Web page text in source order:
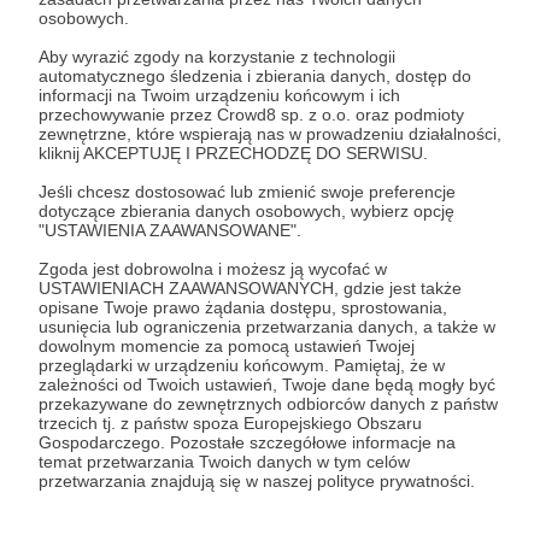
osobowych.
Aby wyrazić zgody na korzystanie z technologii
automatycznego śledzenia i zbierania danych, dostęp do
informacji na Twoim urządzeniu końcowym i ich
przechowywanie przez Crowd8 sp. z o.o. oraz podmioty
zewnętrzne, które wspierają nas w prowadzeniu działalności,
kliknij AKCEPTUJĘ I PRZECHODZĘ DO SERWISU.
Jeśli chcesz dostosować lub zmienić swoje preferencje
dotyczące zbierania danych osobowych, wybierz opcję
"USTAWIENIA ZAAWANSOWANE".
Zgoda jest dobrowolna i możesz ją wycofać w
USTAWIENIACH ZAAWANSOWANYCH, gdzie jest także
opisane Twoje prawo żądania dostępu, sprostowania,
usunięcia lub ograniczenia przetwarzania danych, a także w
dowolnym momencie za pomocą ustawień Twojej
przeglądarki w urządzeniu końcowym. Pamiętaj, że w
zależności od Twoich ustawień, Twoje dane będą mogły być
przekazywane do zewnętrznych odbiorców danych z państw
trzecich tj. z państw spoza Europejskiego Obszaru
Gospodarczego. Pozostałe szczegółowe informacje na
temat przetwarzania Twoich danych w tym celów
przetwarzania znajdują się w naszej polityce prywatności.
oraz, raz na jakiś czas, góry naprawdę wysokie.
Tak aby każdy znalazł coś dla siebie.
Górami trzeba się dzielić, dlatego ja to robię.
Najwięcej możesz zobaczyć o mnie w social
mediach, oraz na blogu:
https://www.instagram.com/wszczytowejformie/
na facebooku:
https://www.facebook.com/W-Szczytowej-
Formie-961039014016908/
oraz na youtubie:
https://www.youtube.com/channel/UCdfybyCUVA
Rozwiń opis
Cele
Rzuciłem korpo, rzuciłem
biznes, jestem wolny i
szczęśliwy
3 000 zł
miesięcznie
3 000 zł
brakuje
0%
Kilka lat temu rzuciłem pracę w
realizujący
Ziemi
4 500 zł
miesięcznie
0%
No to dobra,